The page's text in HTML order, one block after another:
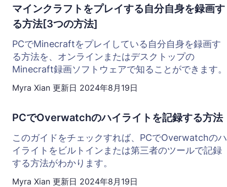
マインクラフトをプレイする自分自身を録画す
る方法[3つの方法]
PCでMinecraftをプレイしている自分自身を録画す
る方法を、オンラインまたはデスクトップの
Minecraft録画ソフトウェアで知ることができます。
Myra Xian 更新日 2024年8月19日
PCでOverwatchのハイライトを記録する方法
このガイドをチェックすれば、PCでOverwatchのハ
イライトをビルトインまたは第三者のツールで記録
する方法がわかります。
Myra Xian 更新日 2024年8月19日